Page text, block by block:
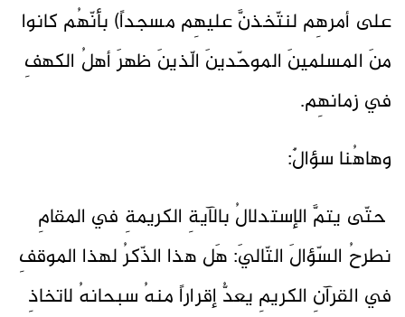
على أمرهِم لنتّخذنَّ عليهِم مسجداً) بأنّهُم كانوا
منَ المسلمينَ الموحّدينَ الّذينَ ظهرَ أهلُ الكهفِ
في زمانهِم.
وهاهُنا سؤالٌ:
حتّى يتمَّ الإستدلالُ بالآيةِ الكريمةِ في المقامِ
نطرحُ السّؤالَ التّاليَ: هَل هذا الذّكرُ لهذا الموقفِ
في القرآنِ الكريمِ يعدُّ إقراراً منهُ سبحانهُ لاتخاذِ